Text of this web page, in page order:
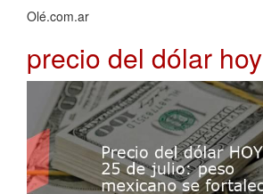
Olé.com.ar
precio del dólar hoy